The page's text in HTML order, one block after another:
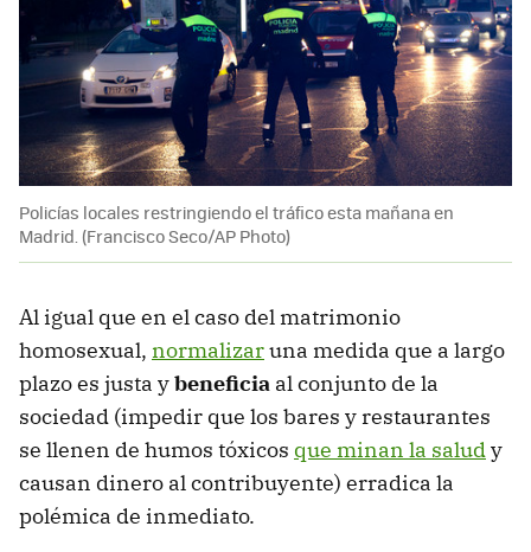
Policías locales restringiendo el tráfico esta mañana en
Madrid. (Francisco Seco/AP Photo)
Al igual que en el caso del matrimonio
homosexual, normalizaruna medida que a largo
plazo es justa ybeneficia al conjunto de la
sociedad (impedir que los bares y restaurantes
se llenen de humos tóxicos que minan la saludy
causan dinero al contribuyente) erradica la
polémica de inmediato.